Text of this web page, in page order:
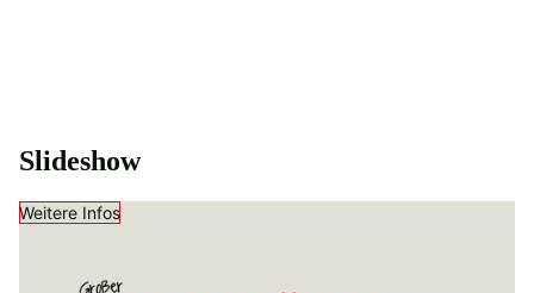
Slideshow
Weitere Infos